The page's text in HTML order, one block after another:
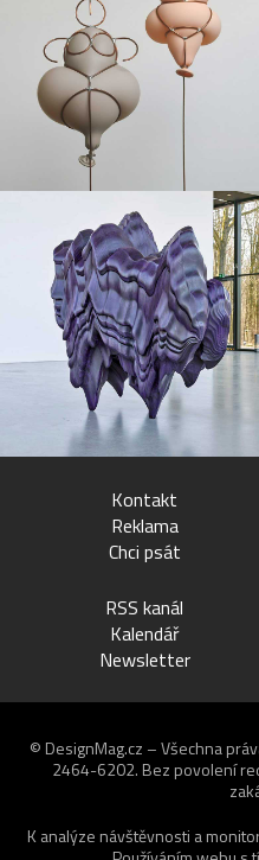
Kontakt
Reklama
Chci psát
RSS kanál
Kalendář
Newsletter
© DesignMag.cz – Všechna
2464-6202. Bez povolení
K analýze návštěvnosti a